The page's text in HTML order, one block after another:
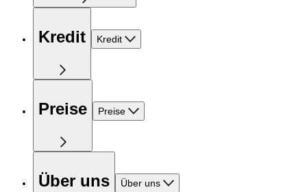
Kredit Kredit
Preise Preise
Über uns Über uns